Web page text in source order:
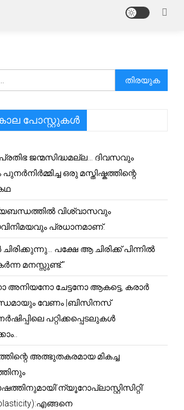
അനേഷിക്കുക
പോസ്റ്റുകൾ
പ്രതിഭ ജന്മസിദ്ധമല്ല… ദിവസവും
ഒരു മസ്തിഷ്കത്തിന്റെ
വിശ്വാസവും
പ്രധാനമാണ്.
പക്ഷേ ആ ചിരിക്ക് പിന്നിൽ
മനസ്സുണ്ട്.”
അനിയനോ ചേട്ടനോ ആകട്ടെ, കരാർ
വേണം |ബിസിനസ്
പറ്റിക്കപ്പെടലുകൾ
അത്ഭുതകരമായ മികച്ച